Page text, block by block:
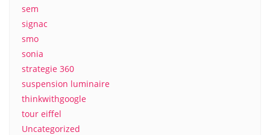
sem
signac
smo
sonia
strategie 360
suspension luminaire
thinkwithgoogle
tour eiffel
Uncategorized